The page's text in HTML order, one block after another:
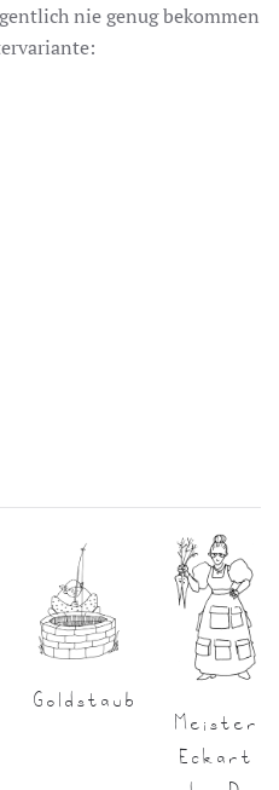
nie genug bekommen
Goldstaub
Meister
Eckart